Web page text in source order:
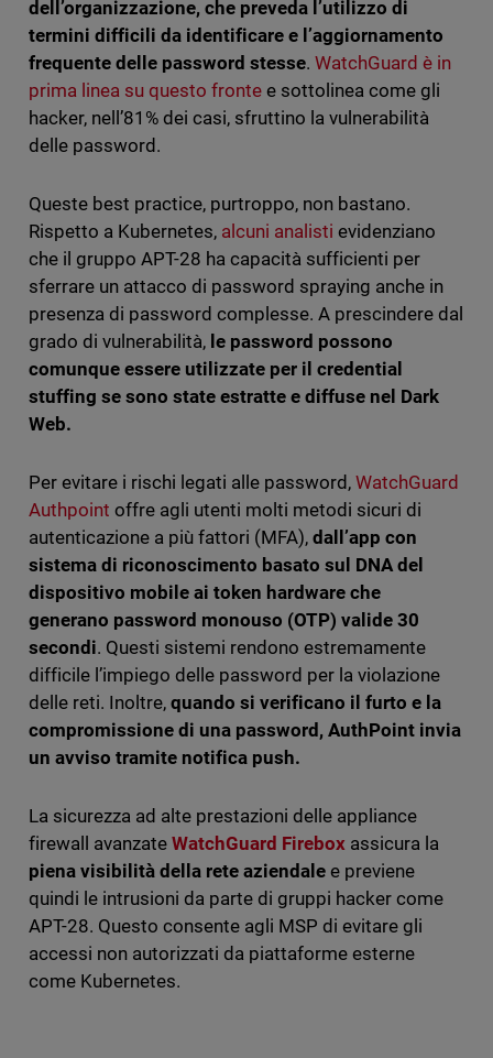
dell’organizzazione, che preveda l’utilizzo di
termini difficili da identificare e l’aggiornamento
frequente delle password stesse.WatchGuard è in
prima linea su questo frontee sottolinea come gli
hacker, nell’81% dei casi, sfruttino la vulnerabilità
delle password.
Queste best practice, purtroppo, non bastano.
Rispetto a Kubernetes, alcuni analisti evidenziano
che il gruppo APT-28 ha capacità sufficienti per
sferrare un attacco di password spraying anche in
presenza di password complesse. A prescindere dal
grado di vulnerabilità, le password possono
comunque essere utilizzate per il credential
stuffing se sono state estratte e diffuse nel Dark
Web.
Per evitare i rischi legati alle password,WatchGuard
Authpoint offre agli utenti molti metodi sicuri di
autenticazione a più fattori (MFA),dall’app con
sistema di riconoscimento basato sul DNA del
dispositivo mobile ai token hardware che
generano password monouso (OTP) valide 30
secondi. Questi sistemi rendono estremamente
difficile l’impiego delle password per la violazione
delle reti. Inoltre, quando si verificano il furto e la
compromissione di una password, AuthPoint invia
un avviso tramite notifica push.
La sicurezza ad alte prestazioni delle appliance
firewall avanzate WatchGuard Firebox assicura la
piena visibilità della rete aziendale e previene
quindi le intrusioni da parte di gruppi hacker come
APT-28. Questo consente agli MSP di evitare gli
accessi non autorizzati da piattaforme esterne
come Kubernetes.